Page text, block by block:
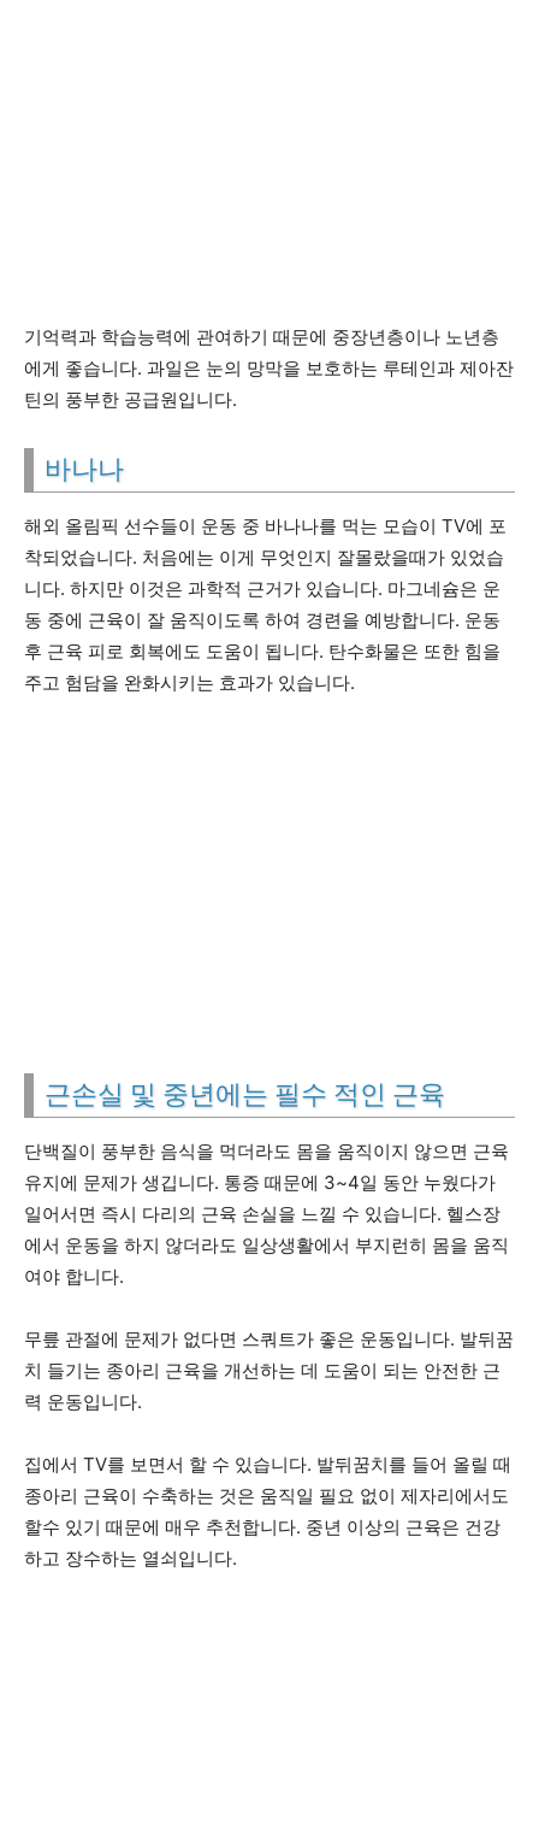
기억력과 학습능력에 관여하기 때문에 중장년층이나 노년층
에게 좋습니다. 과일은 눈의 망막을 보호하는 루테인과 제아잔
틴의 풍부한 공급원입니다.
바나나
해외 올림픽 선수들이 운동 중 바나나를 먹는 모습이 TV에 포
착되었습니다. 처음에는 이게 무엇인지 잘몰랐을때가 있었습
니다. 하지만 이것은 과학적 근거가 있습니다. 마그네슘은 운
동 중에 근육이 잘 움직이도록 하여 경련을 예방합니다. 운동
후 근육 피로 회복에도 도움이 됩니다. 탄수화물은 또한 힘을
주고 험담을 완화시키는 효과가 있습니다.
근손실 및 중년에는 필수 적인 근육
단백질이 풍부한 음식을 먹더라도 몸을 움직이지 않으면 근육
유지에 문제가 생깁니다. 통증 때문에 3~4일 동안 누웠다가
일어서면 즉시 다리의 근육 손실을 느낄 수 있습니다. 헬스장
에서 운동을 하지 않더라도 일상생활에서 부지런히 몸을 움직
여야 합니다.
무릎 관절에 문제가 없다면 스쿼트가 좋은 운동입니다. 발뒤꿈
치 들기는 종아리 근육을 개선하는 데 도움이 되는 안전한 근
력 운동입니다.
집에서 TV를 보면서 할 수 있습니다. 발뒤꿈치를 들어 올릴 때
종아리 근육이 수축하는 것은 움직일 필요 없이 제자리에서도
할수 있기 때문에 매우 추천합니다. 중년 이상의 근육은 건강
하고 장수하는 열쇠입니다.